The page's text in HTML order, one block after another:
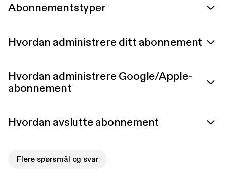
Abonnementstyper
Hvordan administrere ditt abonnement
Hvordan administrere Google/Apple-
abonnement
Hvordan avslutte abonnement
Flere spørsmål og svar